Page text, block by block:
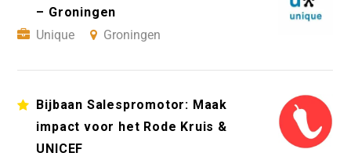
– Groningen
Unique
Groningen
Bijbaan Salespromotor: Maak
impact voor het Rode Kruis &
UNICEF